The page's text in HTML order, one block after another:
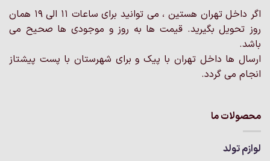
صفحه
محصول
شوند
صفحه
محصول
انتخاب
اگر داخل تهران هستین ، می توانید برای ساعات 11 الی 19 همان
روز تحویل بگیرید. قیمت ها به روز و موجودی ها صحیح می
باشد.
ارسال ها داخل تهران با پیک و برای شهرستان با پست پیشتاز
انجام می گردد.
محصولات ما
لوازم تولد